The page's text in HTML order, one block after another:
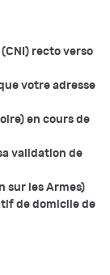
recto verso
votre adresse
en cours de
validation de
sur les Armes)
de domicile de